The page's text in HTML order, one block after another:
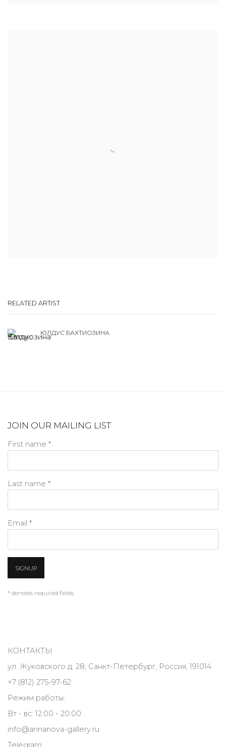
RELATED ARTIST
ЮЛДУС БАХТИОЗИНА
JOIN OUR MAILING LIST
First name *
Last name *
Email *
SIGNUP
* denotes required fields
КОНТАКТЫ
ул. Жуковского д. 28, Санкт-Петербург, Россия, 191014
+7 (812) 275-97-62
Режим работы:
Вт - вс: 12:00 - 20:00
info@annanova-gallery.ru
Telegram